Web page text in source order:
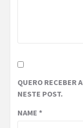
QUERO RECEBER
NESTE POST.
NAME *